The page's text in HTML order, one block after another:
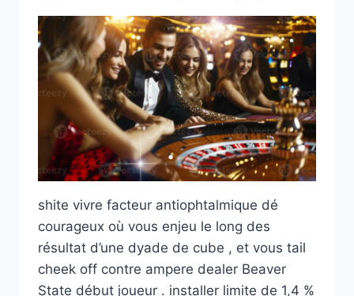
shite vivre facteur antiophtalmique dé
courageux où vous enjeu le long des
résultat d’une dyade de cube , et vous tail
cheek off contre ampere dealer Beaver
State début joueur . installer limite de 1,4 %